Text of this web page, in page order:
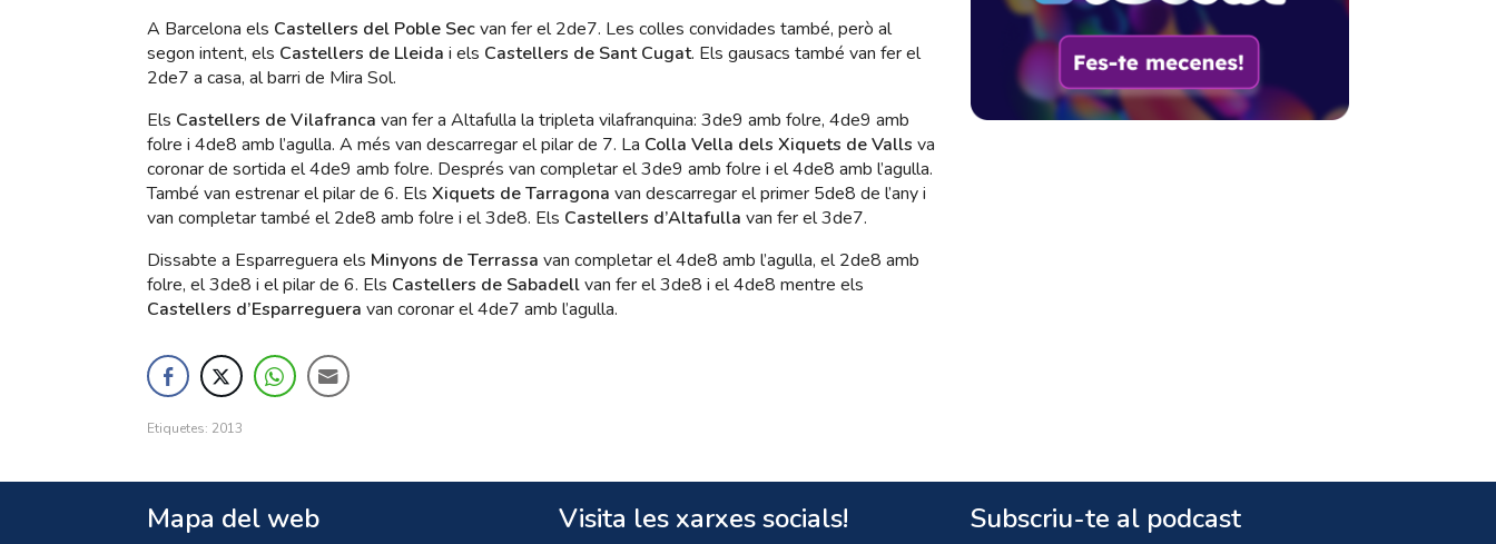
A Barcelona els Castellers del Poble Secvan fer el 2de7. Les colles convidades també, però al
segon intent, els Castellers de Lleida i els Castellers de Sant Cugat. Els gausacs també van fer el
2de7 a casa, al barri de Mira Sol.
Els Castellers de Vilafranca van fer a Altafulla la tripleta vilafranquina: 3de9 amb folre, 4de9 amb
folre i 4de8 amb l’agulla. A més van descarregar el pilar de 7. La Colla Vella dels Xiquets de Valls va
coronar de sortida el 4de9 amb folre. Després van completar el 3de9 amb folre i el 4de8 amb l’agulla.
També van estrenar el pilar de 6. Els Xiquets de Tarragona van descarregar el primer 5de8 de l’any i
van completar també el 2de8 amb folre i el 3de8. Els Castellers d’Altafulla van fer el 3de7.
Dissabte a Esparreguera els Minyons de Terrassa van completar el 4de8 amb l’agulla, el 2de8 amb
folre, el 3de8 i el pilar de 6. Els Castellers de Sabadellvan fer el 3de8 i el 4de8 mentre els
Castellers d’Esparreguera van coronar el 4de7 amb l’agulla.
Etiquetes: 2013
Mapa del web Visita les xarxes socials! Subscriu-te al podcast